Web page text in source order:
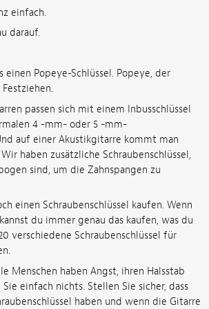
einfach.
darauf.
einen Popeye-Schlüssel. Popeye, der
passen sich mit einem Inbusschlüssel
4 -mm- oder 5 -mm-
auf einer Akustikgitarre kommt man
haben zusätzliche Schraubenschlüssel,
sind, um die Zahnspangen zu
einen Schraubenschlüssel kaufen. Wenn
du immer genau das kaufen, was du
verschiedene Schraubenschlüssel für
Menschen haben Angst, ihren Halsstab
einfach nichts. Stellen Sie sicher, dass
haben und wenn die Gitarre